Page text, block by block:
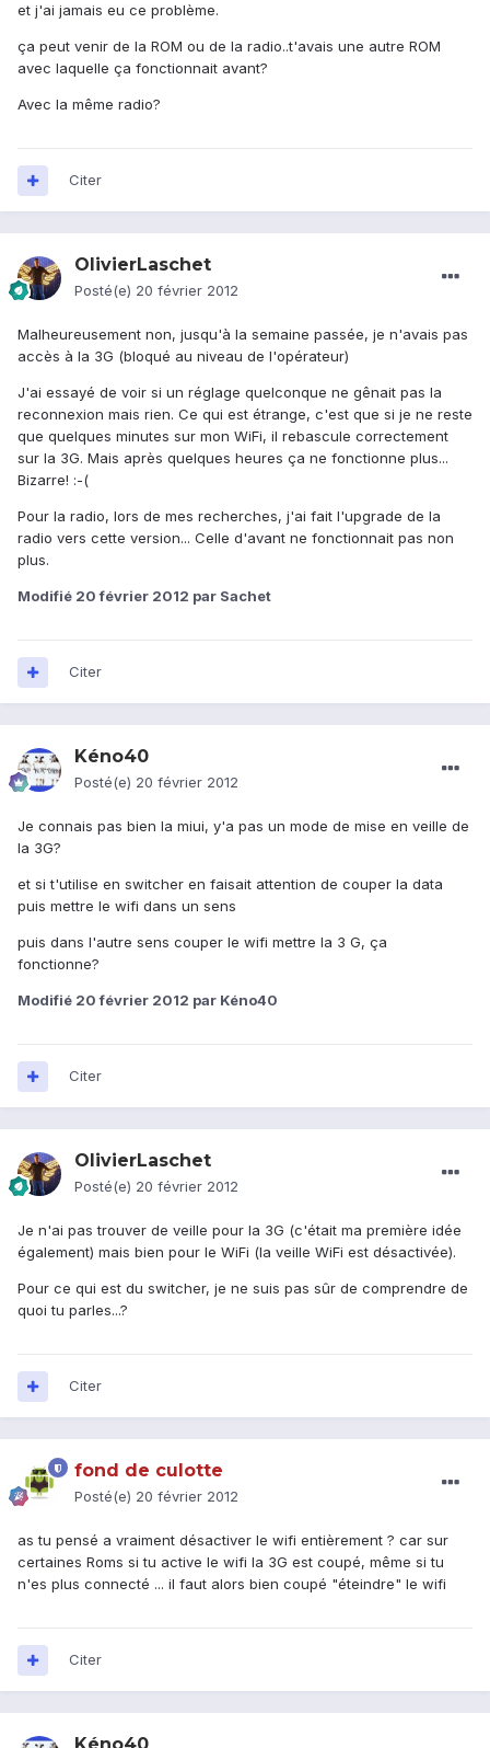
et j'ai jamais eu ce problème.
ça peut venir de la ROM ou de la radio..t'avais une autre ROM
avec laquelle ça fonctionnait avant?
Avec la même radio?
Citer
OlivierLaschet
Posté(e) 20 février 2012
Malheureusement non, jusqu'à la semaine passée, je n'avais pas
accès à la 3G (bloqué au niveau de l'opérateur)
J'ai essayé de voir si un réglage quelconque ne gênait pas la
reconnexion mais rien. Ce qui est étrange, c'est que si je ne reste
que quelques minutes sur mon WiFi, il rebascule correctement
sur la 3G. Mais après quelques heures ça ne fonctionne plus...
Bizarre! :-(
Pour la radio, lors de mes recherches, j'ai fait l'upgrade de la
radio vers cette version... Celle d'avant ne fonctionnait pas non
plus.
Modifié 20 février 2012 par Sachet
Citer
Kéno40
Posté(e) 20 février 2012
Je connais pas bien la miui, y'a pas un mode de mise en veille de
la 3G?
et si t'utilise en switcher en faisait attention de couper la data
puis mettre le wifi dans un sens
puis dans l'autre sens couper le wifi mettre la 3 G, ça
fonctionne?
Modifié 20 février 2012 par Kéno40
Citer
OlivierLaschet
Posté(e) 20 février 2012
Je n'ai pas trouver de veille pour la 3G (c'était ma première idée
également) mais bien pour le WiFi (la veille WiFi est désactivée).
Pour ce qui est du switcher, je ne suis pas sûr de comprendre de
quoi tu parles...?
Citer
fond de culotte
Posté(e) 20 février 2012
as tu pensé a vraiment désactiver le wifi entièrement ? car sur
certaines Roms si tu active le wifi la 3G est coupé, même si tu
n'es plus connecté ... il faut alors bien coupé "éteindre" le wifi
Citer